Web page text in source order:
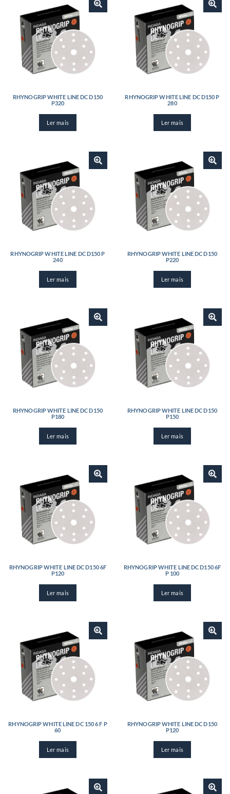
RHYNOGRIP WHITE LINE DC D150
P320
Ler mais
RHYNOGRIP WHITE LINE DC D150 P
280
Ler mais
RHYNOGRIP WHITE LINE DC D150 P
240
Ler mais
RHYNOGRIP WHITE LINE DC D150
P220
Ler mais
RHYNOGRIP WHITE LINE DC D150
P180
Ler mais
RHYNOGRIP WHITE LINE DC D150
P150
Ler mais
RHYNOGRIP WHITE LINE DC D150 6F
P120
Ler mais
RHYNOGRIP WHITE LINE DC D150 6F
P 100
Ler mais
RHYNOGRIP WHITE LINE DC 150 6 F P
60
Ler mais
RHYNOGRIP WHITE LINE DC D150
P120
Ler mais